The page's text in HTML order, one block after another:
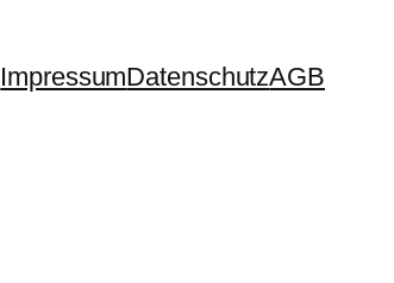
ImpressumDatenschutzAGB